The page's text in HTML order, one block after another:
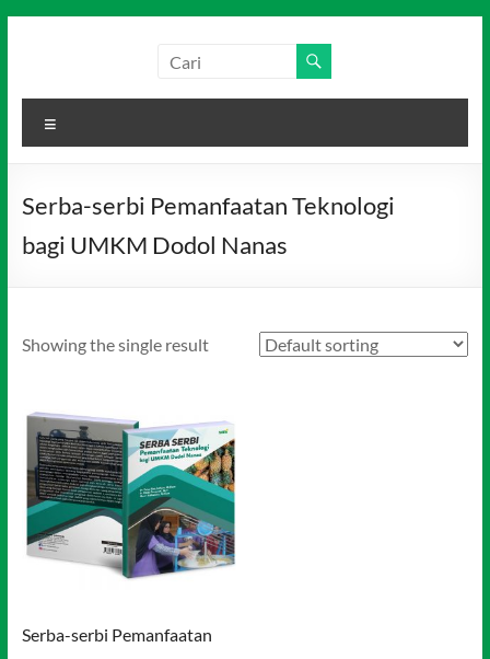
Media
Indonesia
Indonesia
Serba-serbi Pemanfaatan Teknologi
bagi UMKM Dodol Nanas
Showing the single result
Serba-serbi Pemanfaatan